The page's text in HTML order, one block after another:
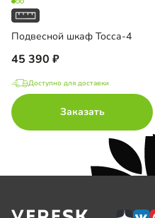
Подвесной шкаф Тосса-4
45 390
Доступно для доставки
Заказать